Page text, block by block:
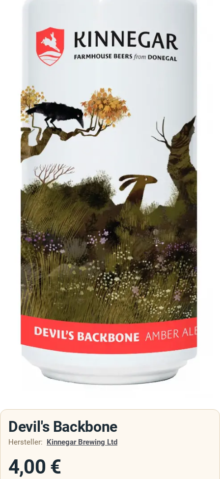
Devil's Backbone
Hersteller: Kinnegar Brewing Ltd
4,00 €